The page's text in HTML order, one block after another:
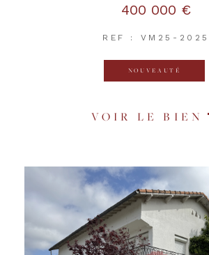
400 000 €
REF : VM25-2025
NOUVEAUTÉ
VOIR LE BIEN